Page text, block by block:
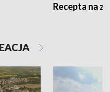
Recepta na